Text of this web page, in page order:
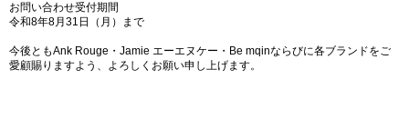
お問い合わせ受付期間
令和8年8月31日（月）まで
今後ともAnk Rouge・Jamie エーエヌケー・Be mqinならびに各ブランドをご
愛顧賜りますよう、よろしくお願い申し上げます。